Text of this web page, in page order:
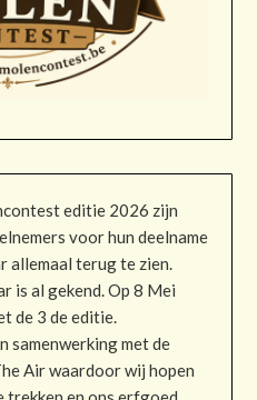
editie 2026 zijn
voor hun deelname
allemaal terug te zien.
is al gekend. Op 8 Mei
de 3 de editie.
samenwerking met de
Air waardoor wij hopen